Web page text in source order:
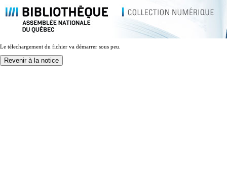
Le télechargement du fichier va démarrer sous peu.